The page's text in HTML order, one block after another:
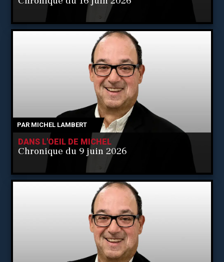
PAR MICHEL LAMBERT
DANS L'OEIL DE MICHEL
Chronique du 9 juin 2026